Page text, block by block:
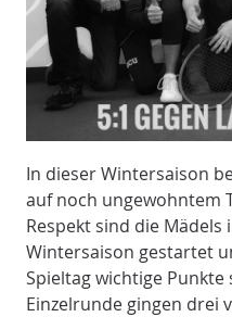
In dieser Wintersaison
auf noch ungewohntem
Respekt sind die Mädels
Wintersaison gestartet
Spieltag wichtige
Einzelrunde gingen drei